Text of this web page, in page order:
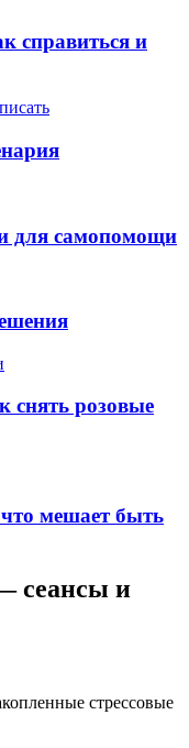
справиться и
для самопомощи
снять розовые
мешает быть
сеансы и
стрессовые